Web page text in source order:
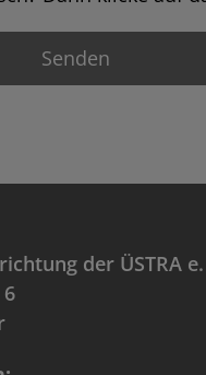
der ÜSTRA e.